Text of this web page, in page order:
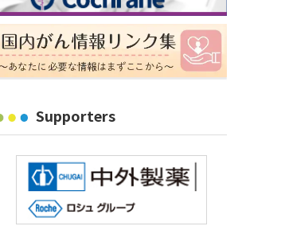
Supporters